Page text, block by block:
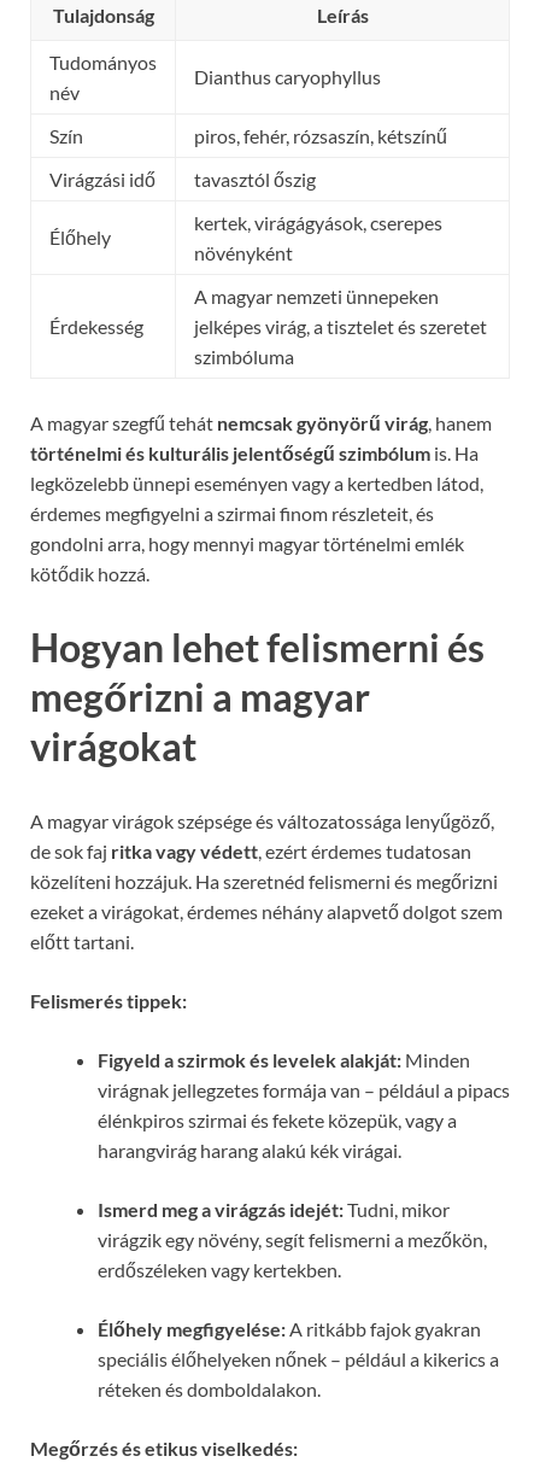
Tulajdonság Leírás
Tudományos
név
Dianthus caryophyllus
Szín
piros, fehér, rózsaszín, kétszínű
Virágzási idő
tavasztól őszig
Élőhely
kertek, virágágyások, cserepes
növényként
Érdekesség
A magyar nemzeti ünnepeken
jelképes virág, a tisztelet és szeretet
szimbóluma
A magyar szegfű tehát nemcsak gyönyörű virág , hanem
történelmi és kulturális jelentőségű szimbólum is. Ha
legközelebb ünnepi eseményen vagy a kertedben látod,
érdemes megfigyelni a szirmai finom részleteit, és
gondolni arra, hogy mennyi magyar történelmi emlék
kötődik hozzá.
Hogyan lehet felismerni és
megőrizni a magyar
virágokat
A magyar virágok szépsége és változatossága lenyűgöző,
de sok faj ritka vagy védett, ezért érdemes tudatosan
közelíteni hozzájuk. Ha szeretnéd felismerni és megőrizni
ezeket a virágokat, érdemes néhány alapvető dolgot szem
előtt tartani.
Felismerés tippek:
Figyeld a szirmok és levelek alakját: Minden
virágnak jellegzetes formája van – például a pipacs
élénkpiros szirmai és fekete közepük, vagy a
harangvirág harang alakú kék virágai.
Ismerd meg a virágzás idejét:Tudni, mikor
virágzik egy növény, segít felismerni a mezőkön,
erdőszéleken vagy kertekben.
Élőhely megfigyelése:A ritkább fajok gyakran
speciális élőhelyeken nőnek – például a kikerics a
réteken és domboldalakon.
Megőrzés és etikus viselkedés: